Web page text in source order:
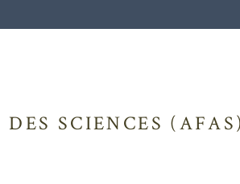
SCIENCES (AFAS)